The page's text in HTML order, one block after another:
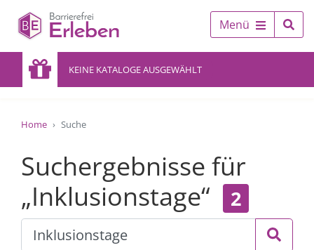
Menü
KEINE KATALOGE AUSGEWÄHLT
Home Suche
Suchergebnisse für
„Inklusionstage“
2